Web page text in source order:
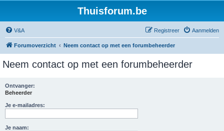
Thuisforum.be
V&A Aanmelden
Registreer
Forumoverzicht Neem contact op met een forumbeheerder
Neem contact op met een forumbeheerder
Ontvanger:
Beheerder
Je e-mailadres:
Je naam: